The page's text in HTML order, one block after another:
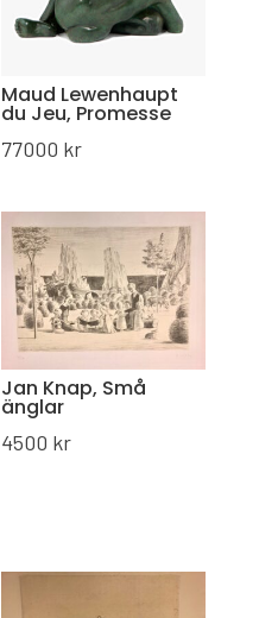
Maud Lewenhaupt
du Jeu, Promesse
77000 kr
Jan Knap, Små
änglar
4500 kr